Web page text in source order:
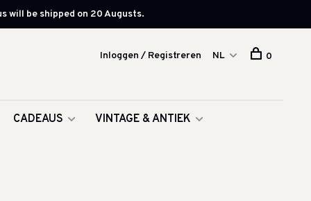
will be shipped on 20 Augusts.
CADEAUS
VINTAGE & ANTIEK
Inloggen / Registreren NL 0